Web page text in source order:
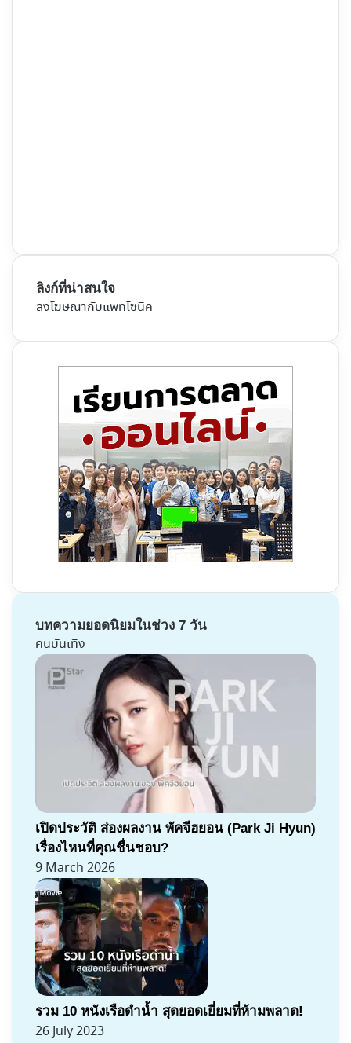
ลิงก์ที่น่าสนใจ
ลงโฆษณากับแพทโซนิค
บทความยอดนิยมในช่วง 7 วัน
คนบันเทิง
เปิดประวัติ ส่องผลงาน พัคจีฮยอน (Park Ji Hyun)
เรื่องไหนที่คุณชื่นชอบ?
9 March 2026
รวม 10 หนังเรือดำน้ำ สุดยอดเยี่ยมที่ห้ามพลาด!
26 July 2023